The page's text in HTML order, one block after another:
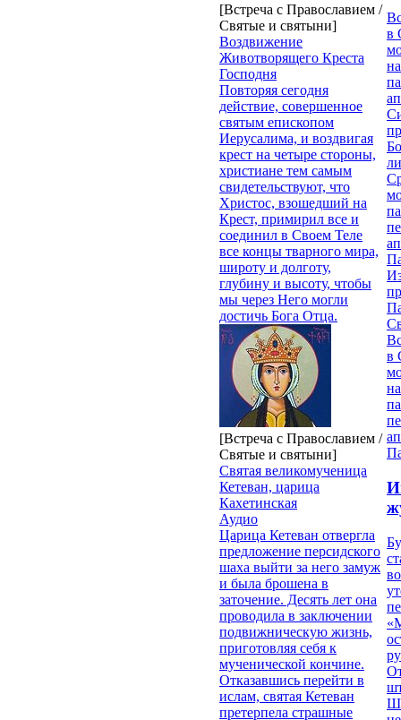
[Встреча с Православием /
Святые и святыни]
Воздвижение
Животворящего Креста
Господня
Повторяя сегодня
действие, совершенное
святым епископом
Иерусалима, и воздвигая
крест на четыре стороны,
христиане тем самым
свидетельствуют, что
Христос, взошедший на
Крест, примирил все и
соединил в Своем Теле
все концы тварного мира,
широту и долготу,
глубину и высоту, чтобы
мы через Него могли
достичь Бога Отца.
[Встреча с Православием /
Святые и святыни]
Святая великомученица
Кетеван, царица
Кахетинская
Аудио
Царица Кетеван отвергла
предложение персидского
шаха выйти за него замуж
и была брошена в
заточение. Десять лет она
проводила в заключении
подвижническую жизнь,
приготовляя себя к
мученической кончине.
Отказавшись перейти в
ислам, святая Кетеван
претерпела страшные
в
в